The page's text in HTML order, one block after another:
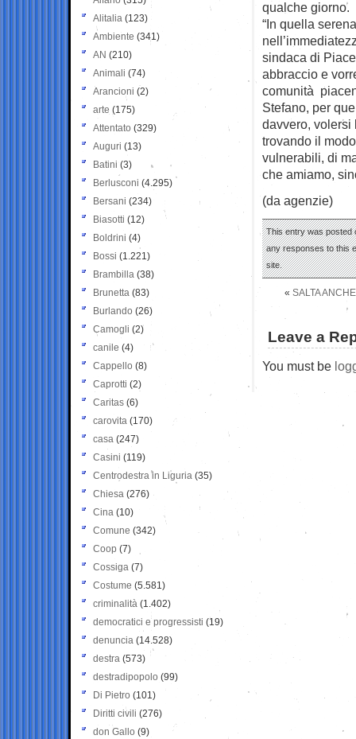
qualche giorno.
“In quella
sindaca di
abbraccio e
comunità
Stefano, per
davvero, volersi
trovando il
vulnerabili, di
che amiamo,
(da agenzie)
This entry was posted
any responses to this
site.
« SALTA
Leave a
You must be
Alitalia (123)
Ambiente (341)
AN (210)
Animali (74)
Arancioni (2)
arte (175)
Attentato (329)
Auguri (13)
Batini (3)
Berlusconi (4.295)
Bersani (234)
Biasotti (12)
Boldrini (4)
Bossi (1.221)
Brambilla (38)
Brunetta (83)
Burlando (26)
Camogli (2)
canile (4)
Cappello (8)
Caprotti (2)
Caritas (6)
carovita (170)
casa (247)
Casini (119)
Centrodestra in Liguria (35)
Chiesa (276)
Cina (10)
Comune (342)
Coop (7)
Cossiga (7)
Costume (5.581)
criminalità (1.402)
democratici e progressisti (19)
denuncia (14.528)
destra (573)
destradipopolo (99)
Di Pietro (101)
Diritti civili (276)
don Gallo (9)